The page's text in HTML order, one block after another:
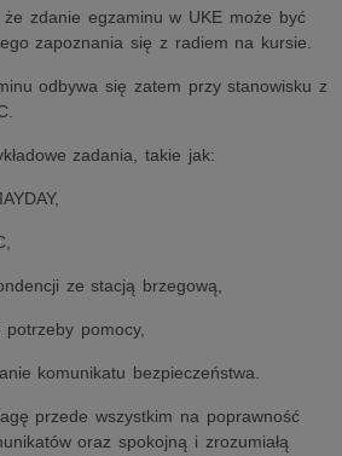
zdanie egzaminu w UKE może być
zapoznania się z radiem na kursie.
odbywa się zatem przy stanowisku z
zadania, takie jak:
ze stacją brzegową,
potrzeby pomocy,
komunikatu bezpieczeństwa.
przede wszystkim na poprawność
oraz spokojną i zrozumiałą